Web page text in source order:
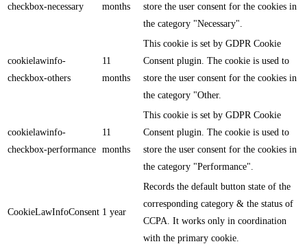
checkbox-necessary
months
store the user consent for the cookies in
the category "Necessary".
cookielawinfo-
checkbox-others
11
months
This cookie is set by GDPR Cookie
Consent plugin. The cookie is used to
store the user consent for the cookies in
the category "Other.
cookielawinfo-
checkbox-performance
11
months
This cookie is set by GDPR Cookie
Consent plugin. The cookie is used to
store the user consent for the cookies in
the category "Performance".
CookieLawInfoConsent 1 year
Records the default button state of the
corresponding category & the status of
CCPA. It works only in coordination
with the primary cookie.